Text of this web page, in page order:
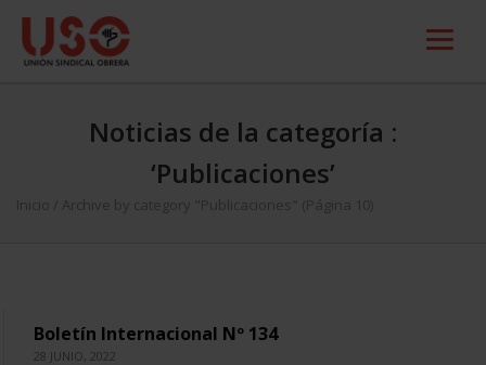
Noticias de la categoría :
‘Publicaciones’
Inicio Archive by category "Publicaciones" (Página 10)
Boletín Internacional Nº 134
28 JUNIO, 2022